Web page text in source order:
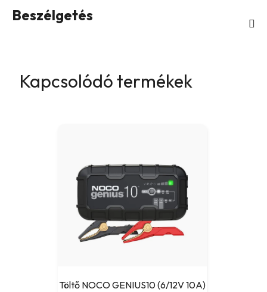
Beszélgetés
Kapcsolódó termékek
Töltő NOCO GENIUS10 (6/12V 10A)